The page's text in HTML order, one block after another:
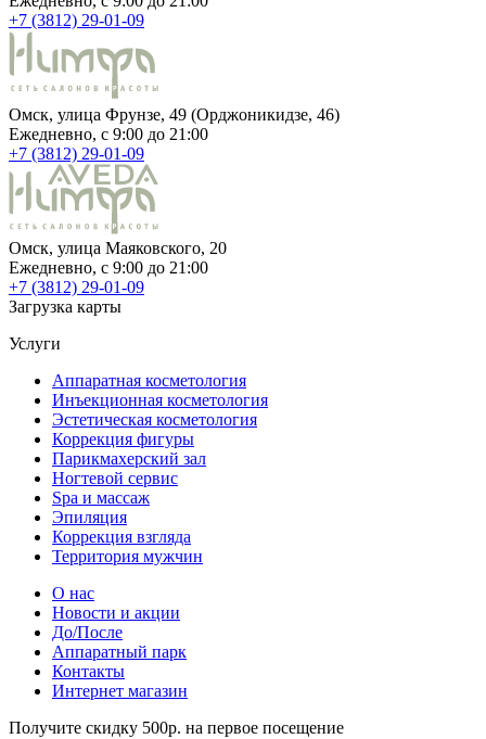
+7 (3812) 29-01-09
Омск, улица Фрунзе, 49 (Орджоникидзе, 46)
Ежедневно, c 9:00 до 21:00
+7 (3812) 29-01-09
Омск, улица Маяковского, 20
Ежедневно, c 9:00 до 21:00
+7 (3812) 29-01-09
Загрузка карты
Услуги
Аппаратная косметология
Инъекционная косметология
Эстетическая косметология
Коррекция фигуры
Парикмахерский зал
Ногтевой сервис
Spa и массаж
Эпиляция
Коррекция взгляда
Территория мужчин
О нас
Новости и акции
До/После
Аппаратный парк
Контакты
Интернет магазин
Получите скидку 500р. на первое посещение